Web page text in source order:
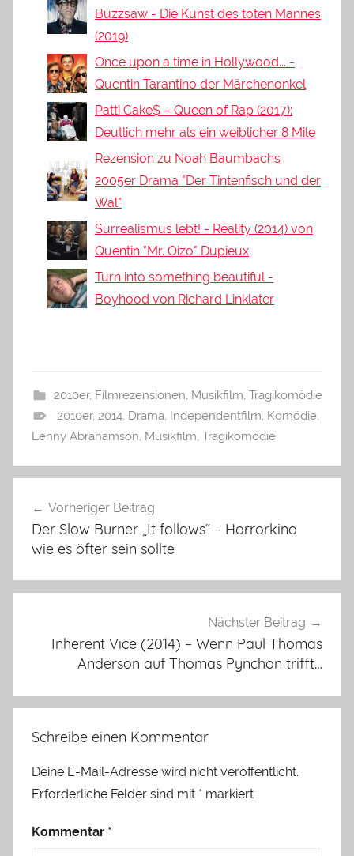
Buzzsaw - Die Kunst des toten Mannes
(2019)
Once upon a time in Hollywood... -
Quentin Tarantino der Märchenonkel
Patti Cake$ – Queen of Rap (2017):
Deutlich mehr als ein weiblicher 8 Mile
Rezension zu Noah Baumbachs
2005er Drama "Der Tintenfisch und der
Wal"
Surrealismus lebt! - Reality (2014) von
Quentin "Mr. Oizo" Dupieux
Turn into something beautiful -
Boyhood von Richard Linklater
2010er, Filmrezensionen Musikfilm Tragikomödie
2010er, 2014, Drama Independentfilm Komödie,
Lenny Abrahamson Musikfilm Tragikomödie
Vorheriger Beitrag
Der Slow Burner „It follows“ – Horrorkino
wie es öfter sein sollte
Nächster Beitrag
Inherent Vice (2014) – Wenn Paul Thomas
Anderson auf Thomas Pynchon trifft…
Schreibe einen Kommentar
Deine E-Mail-Adresse wird nicht veröffentlicht.
Erforderliche Felder sind mit * markiert
Kommentar *